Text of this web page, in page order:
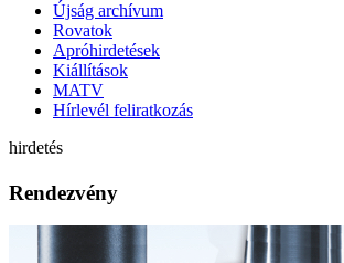
Újság archívum
Rovatok
Apróhirdetések
Kiállítások
MATV
Hírlevél feliratkozás
hirdetés
Rendezvény